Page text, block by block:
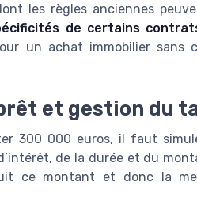
les règles anciennes
de certains
un achat immobilier sans
et gestion du
300 000 euros, il faut
de la durée et du
ce montant et donc la